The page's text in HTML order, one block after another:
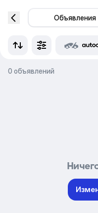
Объявления
0 объявлений